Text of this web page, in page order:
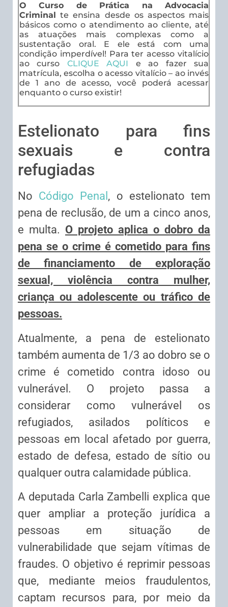
O Curso de Prática na Advocacia
Criminal
te ensina desde os aspectos mais
básicos como o atendimento ao cliente, até
as atuações mais complexas como a
sustentação oral. E ele está com uma
condição imperdível! Para ter acesso vitalício
ao curso CLIQUE AQUI e ao fazer sua
matrícula, escolha o acesso vitalício – ao invés
de 1 ano de acesso, você poderá acessar
enquanto o curso existir!
Estelionato para fins
sexuais e contra
refugiadas
No Código Penal , o estelionato tem
pena de reclusão, de um a cinco anos,
e multa. O projeto aplica o dobro da
pena se o crime é cometido para fins
de financiamento de exploração
sexual, violência contra mulher,
criança ou adolescente ou tráfico de
pessoas.
Atualmente, a pena de estelionato
também aumenta de 1/3 ao dobro se o
crime é cometido contra idoso ou
vulnerável. O projeto passa a
considerar como vulnerável os
refugiados, asilados políticos e
pessoas em local afetado por guerra,
estado de defesa, estado de sítio ou
qualquer outra calamidade pública.
A deputada Carla Zambelli explica que
quer ampliar a proteção jurídica a
pessoas em situação de
vulnerabilidade que sejam vítimas de
fraudes. O objetivo é reprimir pessoas
que, mediante meios fraudulentos,
captam recursos para, por meio da